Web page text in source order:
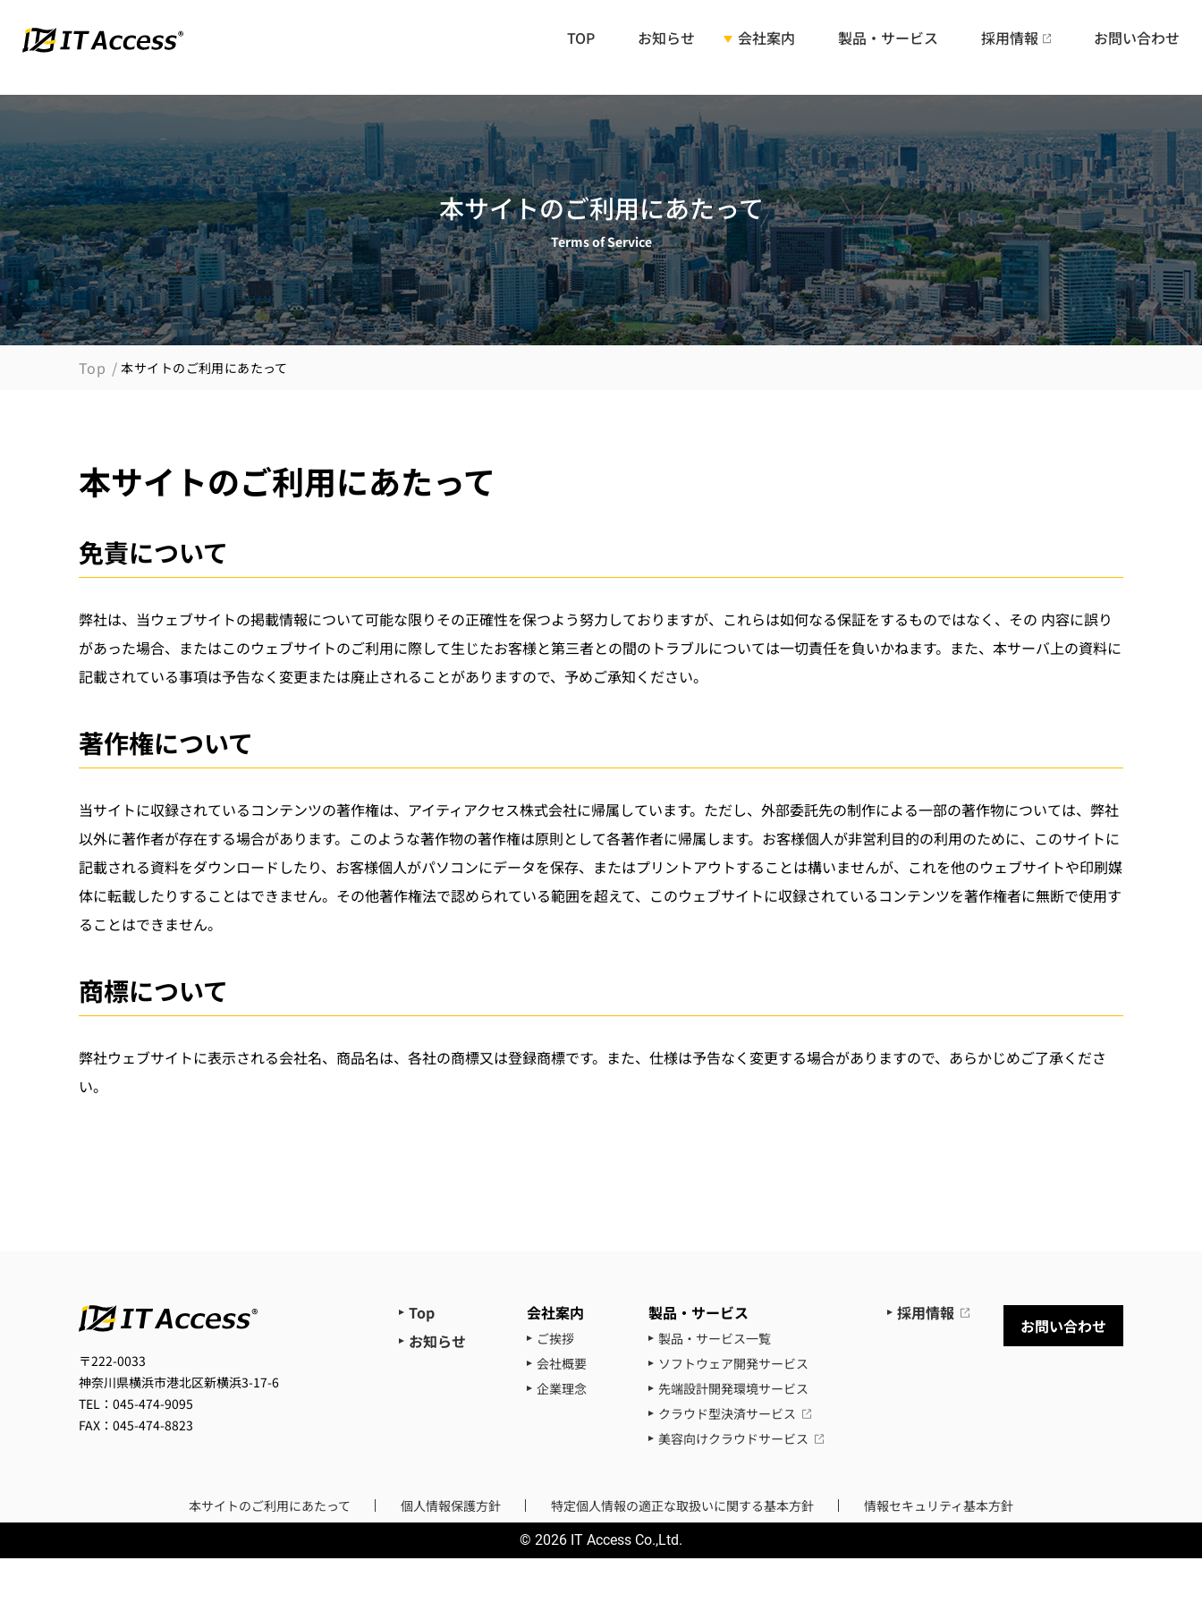
TOP お知らせ 会社案内
ご挨拶
会社概要
企業理念
製品・サービス 採用情報 お問い合わせ
本サイトのご利用にあたって
Terms of Service
Top 本サイトのご利用にあたって
本サイトのご利用にあたって
免責について
弊社は、当ウェブサイトの掲載情報について可能な限りその正確性を保つよう努力しておりますが、これらは如何なる保証をするものではなく、その 内容に誤り
があった場合、またはこのウェブサイトのご利用に際して生じたお客様と第三者との間のトラブルについては一切責任を負いかねます。また、本サーバ上の資料に
記載されている事項は予告なく変更または廃止されることがありますので、予めご承知ください。
著作権について
当サイトに収録されているコンテンツの著作権は、アイティアクセス株式会社に帰属しています。ただし、外部委託先の制作による一部の著作物については、弊社
以外に著作者が存在する場合があります。このような著作物の著作権は原則として各著作者に帰属します。お客様個人が非営利目的の利用のために、このサイトに
記載される資料をダウンロードしたり、お客様個人がパソコンにデータを保存、またはプリントアウトすることは構いませんが、これを他のウェブサイトや印刷媒
体に転載したりすることはできません。その他著作権法で認められている範囲を超えて、このウェブサイトに収録されているコンテンツを著作権者に無断で使用す
ることはできません。
商標について
弊社ウェブサイトに表示される会社名、商品名は、各社の商標又は登録商標です。また、仕様は予告なく変更する場合がありますので、あらかじめご了承くださ
い。
〒222-0033
神奈川県横浜市港北区新横浜3-17-6
TEL：045-474-9095
FAX：045-474-8823
Top
お知らせ
会社案内
ご挨拶
会社概要
企業理念
製品・サービス
製品・サービス一覧
ソフトウェア開発サービス
先端設計開発環境サービス
クラウド型決済サービス
美容向けクラウドサービス
採用情報
お問い合わせ
本サイトのご利用にあたって 個人情報保護方針 特定個人情報の適正な取扱いに関する基本方針 情報セキュリティ基本方針
© 2026 IT Access Co.,Ltd.